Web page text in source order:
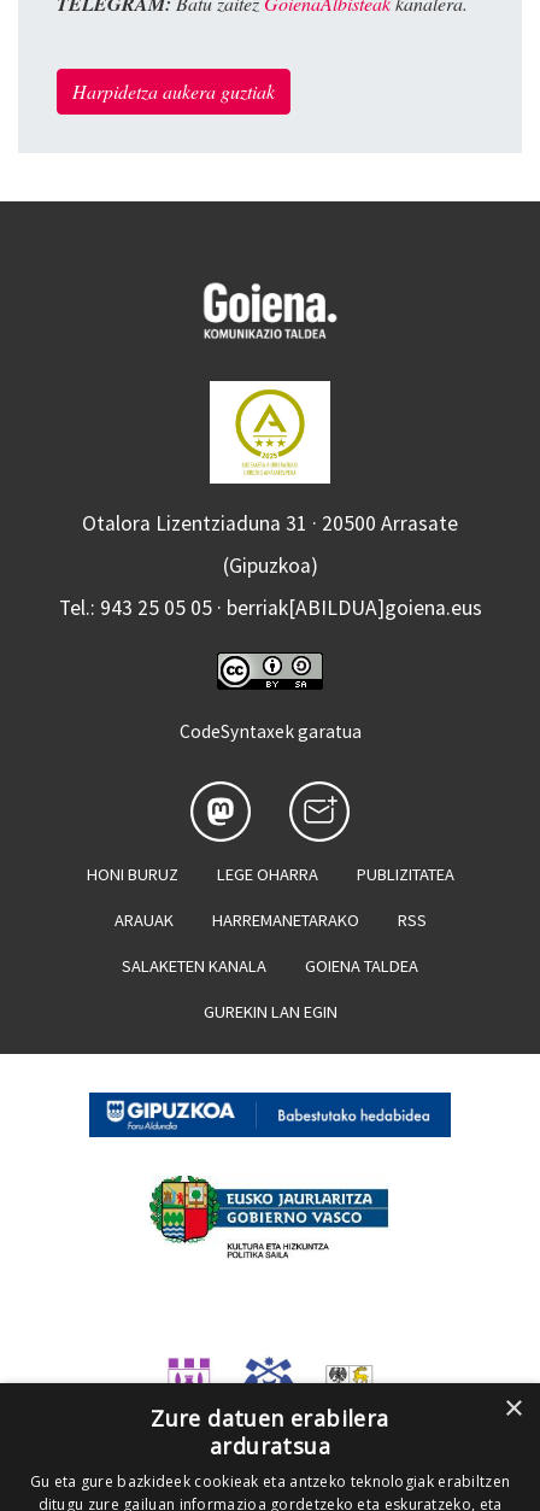
Harpidetza aukera guztiak
Otalora Lizentziaduna 31 · 20500 Arrasate
(Gipuzkoa)
Tel.: 943 25 05 05 · berriak[ABILDUA]goiena.eus
CodeSyntaxek garatua
HONI BURUZ LEGE OHARRA PUBLIZITATEA
ARAUAK HARREMANETARAKO RSS
SALAKETEN KANALA GOIENA TALDEA
GUREKIN LAN EGIN
×
Zure datuen erabilera
arduratsua
Gu eta gure bazkideek cookieak eta antzeko teknologiak erabiltzen
ditugu zure gailuan informazioa gordetzeko eta eskuratzeko, eta